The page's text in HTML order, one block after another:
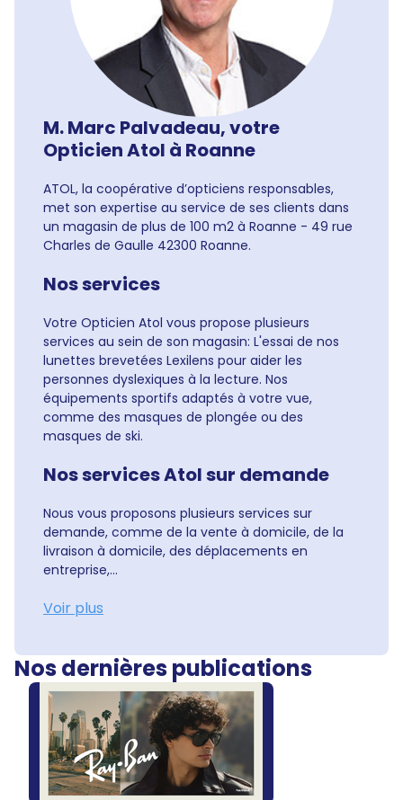
M. Marc Palvadeau, votre
Opticien Atol à Roanne
ATOL, la coopérative d’opticiens responsables,
met son expertise au service de ses clients dans
un magasin de plus de 100 m2 à Roanne - 49 rue
Charles de Gaulle 42300 Roanne.
Nos services
Votre Opticien Atol vous propose plusieurs
services au sein de son magasin: L'essai de nos
lunettes brevetées Lexilens pour aider les
personnes dyslexiques à la lecture. Nos
équipements sportifs adaptés à votre vue,
comme des masques de plongée ou des
masques de ski.
Nos services Atol sur demande
Nous vous proposons plusieurs services sur
demande, comme de la vente à domicile, de la
livraison à domicile, des déplacements en
entreprise,...
Voir plus
Nos dernières publications